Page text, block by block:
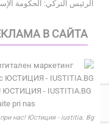
الرئيس التركي: الحكومة
В САЙТА!
нас! Юстиция - iustitia. Bg